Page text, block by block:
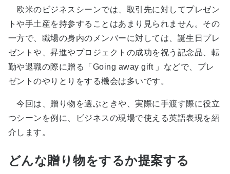
欧米のビジネスシーンでは、取引先に対してプレゼン
トや手土産を持参することはあまり見られません。その
一方で、職場の身内のメンバーに対しては、誕生日プレ
ゼントや、昇進やプロジェクトの成功を祝う記念品、転
勤や退職の際に贈る「Going away gift 」などで、プレ
ゼントのやりとりをする機会は多いです。
今回は、贈り物を選ぶときや、実際に手渡す際に役立
つシーンを例に、ビジネスの現場で使える英語表現を紹
介します。
どんな贈り物をするか提案する